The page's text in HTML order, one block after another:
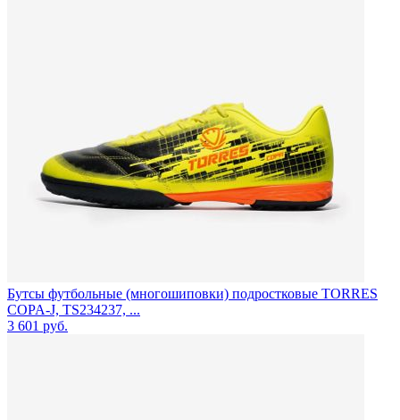
Бутсы футбольные (многошиповки) подростковые TORRES
COPA-J, TS234237, ...
3 601 руб.